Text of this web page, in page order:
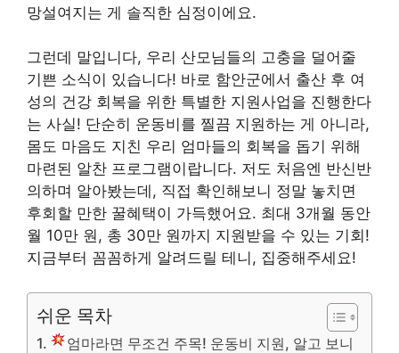
망설여지는 게 솔직한 심정이에요.
그런데 말입니다, 우리 산모님들의 고충을 덜어줄
기쁜 소식이 있습니다! 바로 함안군에서 출산 후 여
성의 건강 회복을 위한 특별한 지원사업을 진행한다
는 사실! 단순히 운동비를 찔끔 지원하는 게 아니라,
몸도 마음도 지친 우리 엄마들의 회복을 돕기 위해
마련된 알찬 프로그램이랍니다. 저도 처음엔 반신반
의하며 알아봤는데, 직접 확인해보니 정말 놓치면
후회할 만한 꿀혜택이 가득했어요. 최대 3개월 동안
월 10만 원, 총 30만 원까지 지원받을 수 있는 기회!
지금부터 꼼꼼하게 알려드릴 테니, 집중해주세요!
쉬운 목차
엄마라면 무조건 주목! 운동비 지원, 알고 보니